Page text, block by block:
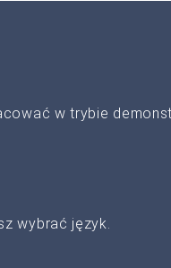
w trybie
wybrać język.